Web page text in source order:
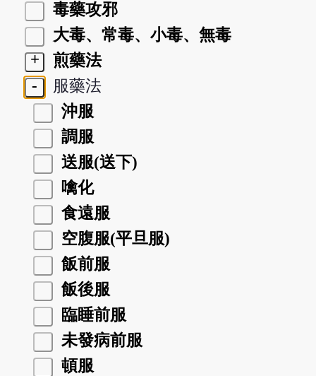
毒藥攻邪
大毒、常毒、小毒、無毒
+
煎藥法
-
服藥法
沖服
調服
送服(送下)
噙化
食遠服
空腹服(平旦服)
飯前服
飯後服
臨睡前服
未發病前服
頓服